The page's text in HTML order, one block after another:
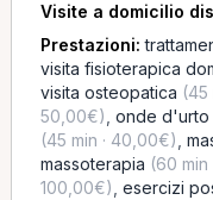
Visite a domicilio
Prestazioni:
visita fisioterapica
visita osteopatica (45
50,00€) onde d'urto
(45 min · 40,00€)
massoterapia (60 min
100,00€) esercizi